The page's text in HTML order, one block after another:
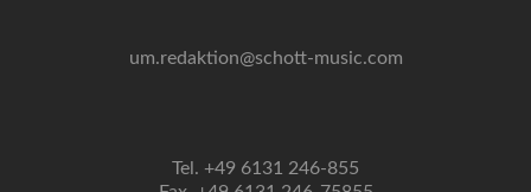
um.redaktion@schott-music.com
Tel. +49 6131 246-855